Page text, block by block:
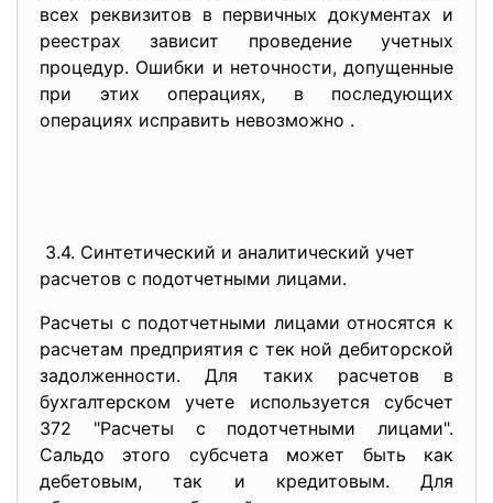
всех реквизитов в первичных документах и
реестрах зависит проведение учетных
процедур. Ошибки и неточности, допущенные
при этих операциях, в последующих
операциях исправить невозможно .
3.4. Синтетический и аналитический учет
расчетов с подотчетными лицами.
Расчеты с подотчетными лицами относятся к
расчетам предприятия с тек ной дебиторской
задолженности. Для таких расчетов в
бухгалтерском учете используется субсчет
372 "Расчеты с подотчетными лицами".
Сальдо этого субсчета может быть как
дебетовым, так и кредитовым. Для